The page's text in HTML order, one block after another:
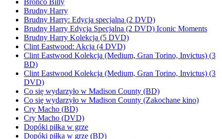
Bronco Billy
Brudny Harry
Brudny Harry: Edycja specjalna (2 DVD)
Brudny Harry Edycja Specjalna (2 DVD) Iconic Moments
Brudny Harry Kolekcja (5 DVD)
Clint Eastwood: Akcja (4 DVD)
Clint Eastwood Kolekcja (Medium, Gran Torino, Invictus) (3
BD)
Clint Eastwood Kolekcja (Medium, Gran Torino, Invictus) (3
DVD)
Co się wydarzyło w Madison County (BD)
Co się wydarzyło w Madison County (Zakochane kino)
Cry Macho (BD)
Cry Macho (DVD)
Dopóki piłka w grze
Dopóki piłka w grze (BD)